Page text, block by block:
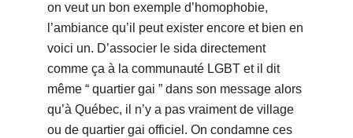
on veut un bon exemple d’homophobie,
l’ambiance qu’il peut exister encore et bien en
voici un. D’associer le sida directement
comme ça à la communauté LGBT et il dit
même “ quartier gai ” dans son message alors
qu’à Québec, il n’y a pas vraiment de village
ou de quartier gai officiel. On condamne ces